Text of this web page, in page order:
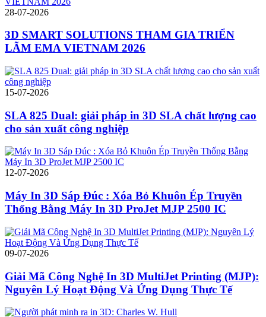
28-07-2026
3D SMART SOLUTIONS THAM GIA TRIỂN
LÃM EMA VIETNAM 2026
15-07-2026
SLA 825 Dual: giải pháp in 3D SLA chất lượng cao
cho sản xuất công nghiệp
12-07-2026
Máy In 3D Sáp Đúc : Xóa Bỏ Khuôn Ép Truyền
Thống Bằng Máy In 3D ProJet MJP 2500 IC
09-07-2026
Giải Mã Công Nghệ In 3D MultiJet Printing (MJP):
Nguyên Lý Hoạt Động Và Ứng Dụng Thực Tế